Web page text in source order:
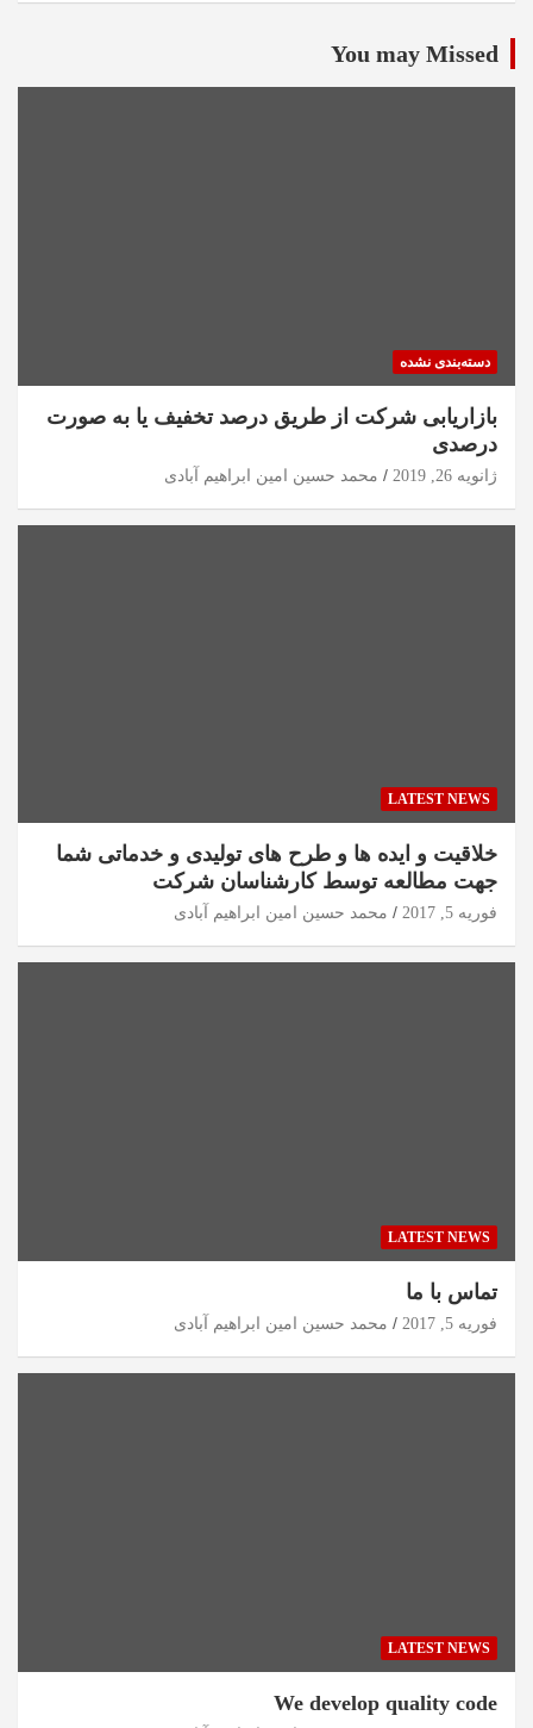
You may Missed
دسته‌بندی نشده
بازاریابی شرکت از طریق درصد تخفیف یا به صورت
درصدی
ژانویه 26, 2019 محمد حسین امین ابراهیم آبادی
LATEST NEWS
خلاقیت و ایده ها و طرح های تولیدی و خدماتی شما
جهت مطالعه توسط کارشناسان شرکت
فوریه 5, 2017 محمد حسین امین ابراهیم آبادی
LATEST NEWS
تماس با ما
فوریه 5, 2017 محمد حسین امین ابراهیم آبادی
LATEST NEWS
We develop quality code